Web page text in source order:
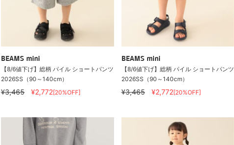
BEAMS mini
【8/6値下げ】総柄 パイル ショートパンツ
2026SS（90～140cm）
¥3,465 ¥2,772[20%OFF]
BEAMS mini
【8/6値下げ】総柄 パイル ショートパンツ
2026SS（90～140cm）
¥3,465 ¥2,772[20%OFF]